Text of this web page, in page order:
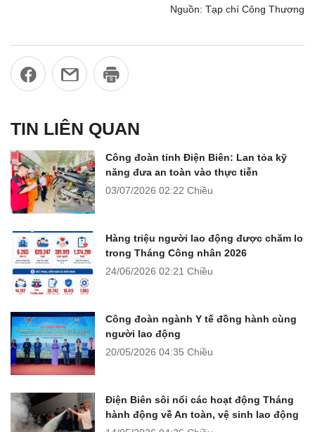
Nguồn: Tạp chí Công Thương
TIN LIÊN QUAN
Công đoàn tỉnh Điện Biên: Lan tỏa kỹ
năng đưa an toàn vào thực tiễn
03/07/2026 02:22 Chiều
Hàng triệu người lao động được chăm lo
trong Tháng Công nhân 2026
24/06/2026 02:21 Chiều
Công đoàn ngành Y tế đồng hành cùng
người lao động
20/05/2026 04:35 Chiều
Điện Biên sôi nổi các hoạt động Tháng
hành động về An toàn, vệ sinh lao động